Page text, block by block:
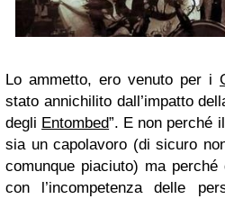
Lo ammetto, ero venuto per i
stato annichilito dall’impatto
degli Entombed”. E non perché
sia un capolavoro (di sicuro
comunque piaciuto) ma
con l’incompetenza delle